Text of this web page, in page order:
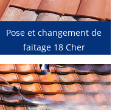
Pose et changement de
faitage 18 Cher